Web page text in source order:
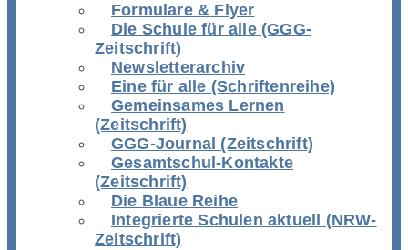
Formulare & Flyer
Die Schule für alle (GGG-
Zeitschrift)
Newsletterarchiv
Eine für alle (Schriftenreihe)
Gemeinsames Lernen
(Zeitschrift)
GGG-Journal (Zeitschrift)
Gesamtschul-Kontakte
(Zeitschrift)
Die Blaue Reihe
Integrierte Schulen aktuell (NRW-
Zeitschrift)